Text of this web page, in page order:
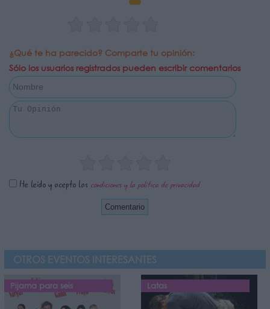
¿Qué te ha parecido? Comparte tu opinión:
Sólo los usuarios registrados pueden escribir comentarios
He leído y acepto las condiciones y la política de privacidad
OTROS EVENTOS INTERESANTES
Pijama para seis Latas